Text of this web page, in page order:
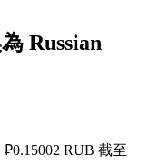
Russian
RUB 截至